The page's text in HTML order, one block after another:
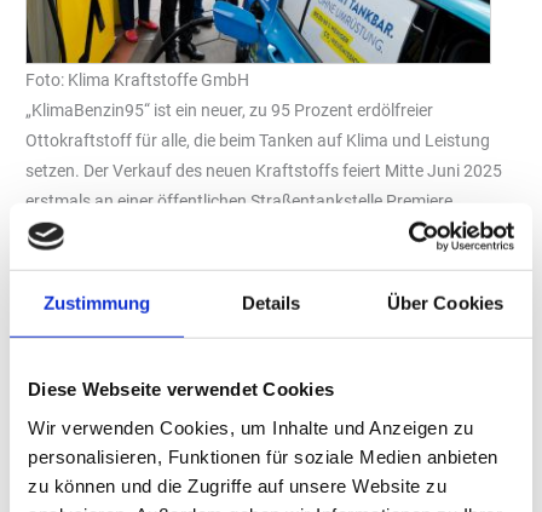
Zustimmung Details Über Cookies
Diese Webseite verwendet Cookies
Wir verwenden Cookies, um Inhalte und Anzeigen zu
personalisieren, Funktionen für soziale Medien anbieten
zu können und die Zugriffe auf unsere Website zu
Foto: Klima Kraftstoffe GmbH
„KlimaBenzin95“ ist ein neuer, zu 95 Prozent erdölfreier
Ottokraftstoff für alle, die beim Tanken auf Klima und Leistung
setzen. Der Verkauf des neuen Kraftstoffs feiert Mitte Juni 2025
erstmals an einer öffentlichen Straßentankstelle Premiere.
Ein wichtiger Schritt in Richtung nachhaltigere Mobilität: Ab dem
16. Juni 2025 ist an der „Classic“-Tankstelle in Kirchweyhe (nahe
Bremen) erstmals das Produkt „KlimaBenzin95“ erhältlich. Der
KlimaBenzin95 eine Reduzierung der CO2-Neuemissionen um bis
zu 90 Prozent im Vergleich zu fossilem E10-Benzin – und das
ohne Leistungsverlust. Die „95“ im Produktnamen steht sowohl
für den Oktanwert als auch für den hohen Anteil nicht-fossiler